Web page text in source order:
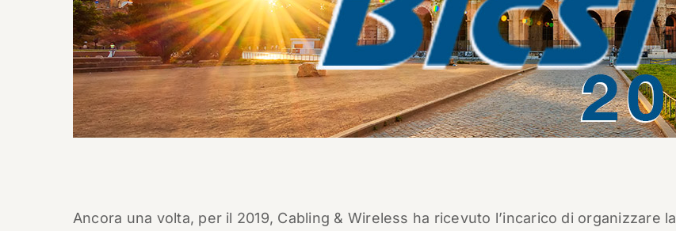
Ancora una volta, per il 2019, Cabling & Wireless ha ricevuto l’incarico di organizzare la